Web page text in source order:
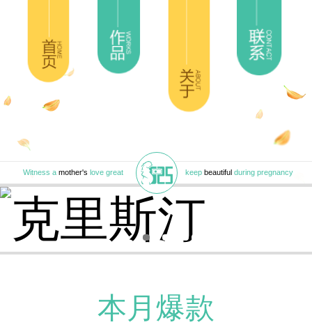
Witness a mother's love great keep beautifulduring pregnancy
本月爆款